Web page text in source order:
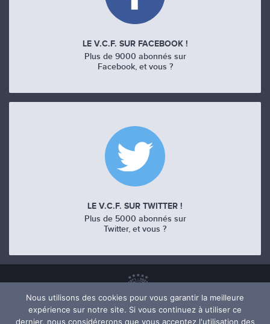
LE V.C.F. SUR FACEBOOK !
Plus de 9000 abonnés sur
Facebook, et vous ?
LE V.C.F. SUR TWITTER !
Plus de 5000 abonnés sur
Twitter, et vous ?
Nous utilisons des cookies pour vous garantir la meilleure
expérience sur notre site. Si vous continuez à utiliser ce
dernier, nous considérerons que vous acceptez l'utilisation des